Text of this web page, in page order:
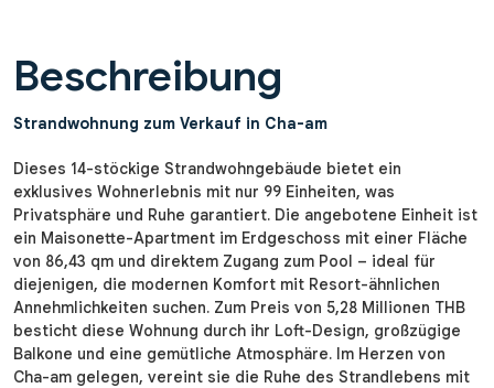
Beschreibung
Strandwohnung zum Verkauf in Cha-am
Dieses 14-stöckige Strandwohngebäude bietet ein
exklusives Wohnerlebnis mit nur 99 Einheiten, was
Privatsphäre und Ruhe garantiert. Die angebotene Einheit ist
ein Maisonette-Apartment im Erdgeschoss mit einer Fläche
von 86,43 qm und direktem Zugang zum Pool – ideal für
diejenigen, die modernen Komfort mit Resort-ähnlichen
Annehmlichkeiten suchen. Zum Preis von 5,28 Millionen THB
besticht diese Wohnung durch ihr Loft-Design, großzügige
Balkone und eine gemütliche Atmosphäre. Im Herzen von
Cha-am gelegen, vereint sie die Ruhe des Strandlebens mit